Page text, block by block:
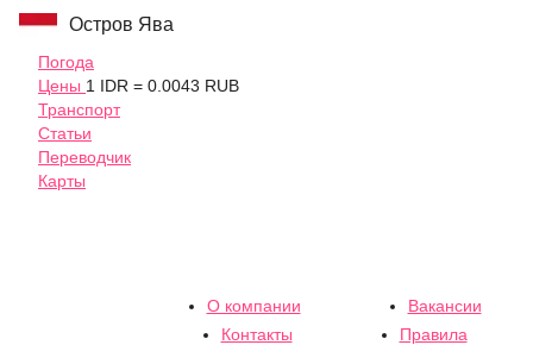
Остров Ява
Погода
Цены 1 IDR = 0.0043 RUB
Транспорт
Статьи
Переводчик
Карты
О компании
Вакансии
Контакты
Правила